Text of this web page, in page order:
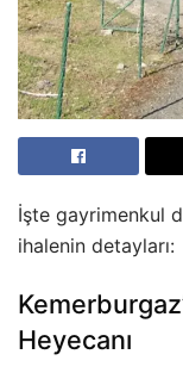
İşte gayrimenkul
ihalenin detayları:
Heyecanı